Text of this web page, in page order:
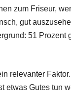
zum Friseur,
gut
51
relevanter
etwas Gutes tun